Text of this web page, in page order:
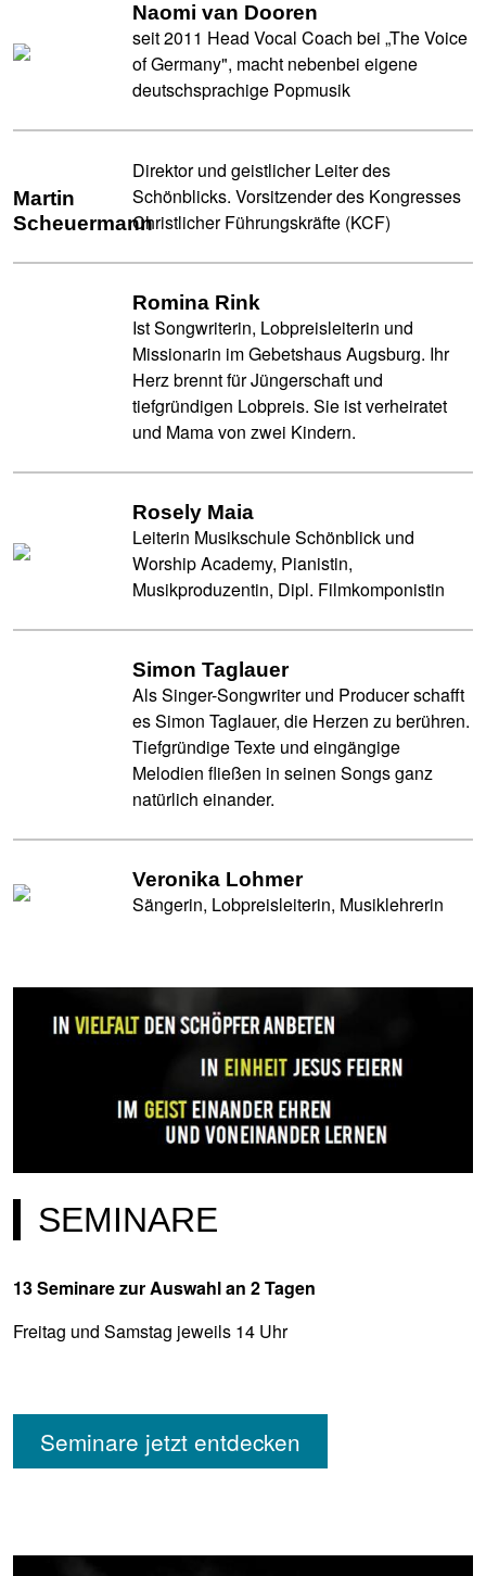
Naomi van Dooren
seit 2011 Head Vocal Coach bei „The Voice
of Germany", macht nebenbei eigene
deutschsprachige Popmusik
Martin
Scheuermann
Direktor und geistlicher Leiter des
Schönblicks. Vorsitzender des Kongresses
Christlicher Führungskräfte (KCF)
Romina Rink
Ist Songwriterin, Lobpreisleiterin und
Missionarin im Gebetshaus Augsburg. Ihr
Herz brennt für Jüngerschaft und
tiefgründigen Lobpreis. Sie ist verheiratet
und Mama von zwei Kindern.
Rosely Maia
Leiterin Musikschule Schönblick und
Worship Academy, Pianistin,
Musikproduzentin, Dipl. Filmkomponistin
Simon Taglauer
Als Singer-Songwriter und Producer schafft
es Simon Taglauer, die Herzen zu berühren.
Tiefgründige Texte und eingängige
Melodien fließen in seinen Songs ganz
natürlich einander.
Veronika Lohmer
Sängerin, Lobpreisleiterin, Musiklehrerin
SEMINARE
13 Seminare zur Auswahl an 2 Tagen
Freitag und Samstag jeweils 14 Uhr
Seminare jetzt entdecken